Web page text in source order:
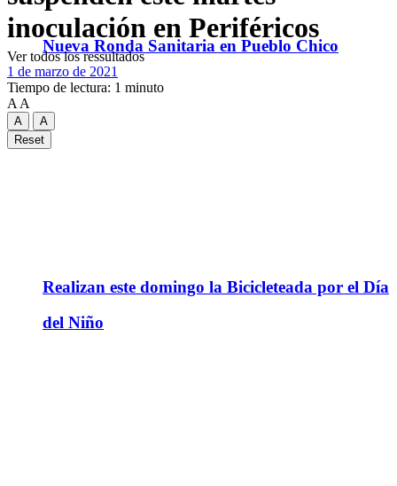
Nueva Ronda Sanitaria en Pueblo Chico
Realizan este domingo la Bicicleteada por el Día
del Niño
Ver todos los ressultados
inoculación en Periféricos
1 de marzo de 2021
Tiempo de lectura: 1 minuto
A A
A
A
Reset